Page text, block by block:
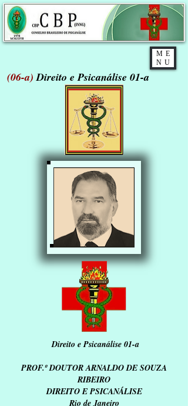
ME
NU
(06-a)Direito e Psicanálise 01-a
Direito e Psicanálise 01-a
PROF.º DOUTOR ARNALDO DE SOUZA
RIBEIRO
DIREITO E PSICANÁLISE
Rio de Janeiro